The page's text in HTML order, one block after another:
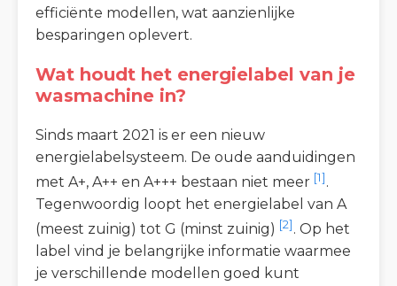
efficiënte modellen, wat aanzienlijke
besparingen oplevert.
Wat houdt het energielabel van je
wasmachine in?
Sinds maart 2021 is er een nieuw
energielabelsysteem. De oude aanduidingen
met A+, A++ en A+++ bestaan niet meer [1].
Tegenwoordig loopt het energielabel van A
(meest zuinig) tot G (minst zuinig) [2]. Op het
label vind je belangrijke informatie waarmee
je verschillende modellen goed kunt